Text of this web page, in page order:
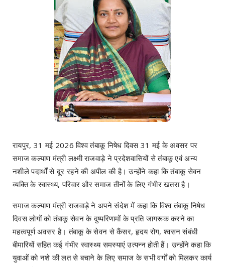
रायपुर, 31 मई 2026 विश्व तंबाकू निषेध दिवस 31 मई के अवसर पर
समाज कल्याण मंत्री लक्ष्मी राजवाड़े ने प्रदेशवासियों से तंबाकू एवं अन्य
नशीले पदार्थों से दूर रहने की अपील की है। उन्होंने कहा कि तंबाकू सेवन
व्यक्ति के स्वास्थ्य, परिवार और समाज तीनों के लिए गंभीर खतरा है।
समाज कल्याण मंत्री राजवाड़े ने अपने संदेश में कहा कि विश्व तंबाकू निषेध
दिवस लोगों को तंबाकू सेवन के दुष्परिणामों के प्रति जागरूक करने का
महत्वपूर्ण अवसर है। तंबाकू के सेवन से कैंसर, हृदय रोग, श्वसन संबंधी
बीमारियों सहित कई गंभीर स्वास्थ्य समस्याएं उत्पन्न होती हैं। उन्होंने कहा कि
युवाओं को नशे की लत से बचाने के लिए समाज के सभी वर्गों को मिलकर कार्य